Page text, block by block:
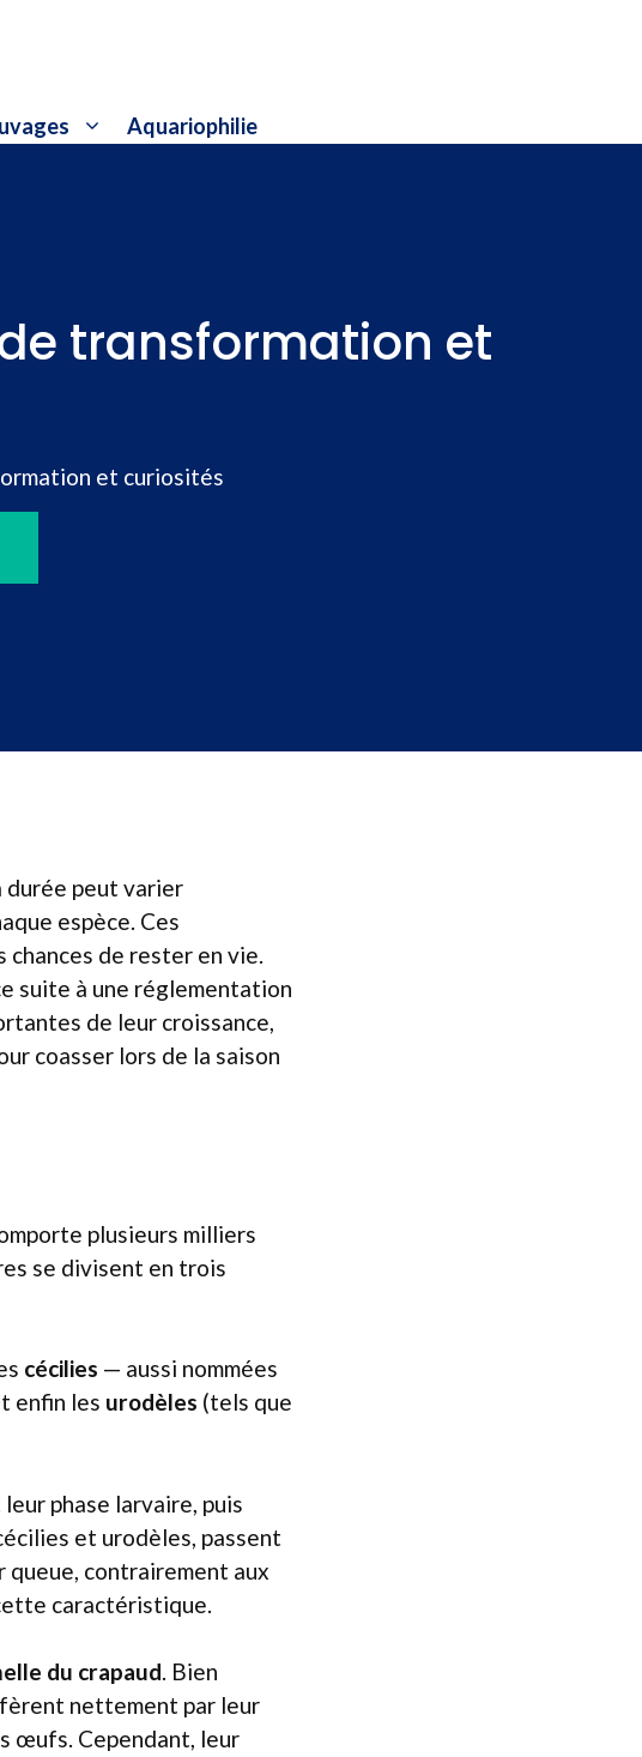
Aquariophilie
transformation et
et curiosités
durée peut varier
espèce. Ces
de rester en vie.
suite à une réglementation
de leur croissance,
coasser lors de la saison
plusieurs milliers
se divisent en trois
cécilies — aussi nommées
enfin les urodèles (tels que
phase larvaire, puis
et urodèles, passent
queue, contrairement aux
caractéristique.
du crapaud. Bien
nettement par leur
œufs. Cependant, leur